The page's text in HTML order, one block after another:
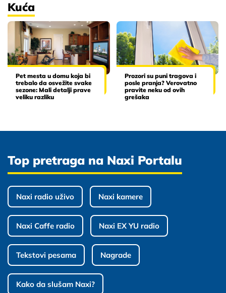
Kuća
Pet mesta u domu koja bi
trebalo da osvežite svake
sezone: Mali detalji prave
veliku razliku
Prozori su puni tragova i
posle pranja? Verovatno
pravite neku od ovih
grešaka
Top pretraga na Naxi Portalu
Naxi radio uživo Naxi kamere
Naxi Caffe radio Naxi EX YU radio
Tekstovi pesama Nagrade
Kako da slušam Naxi?